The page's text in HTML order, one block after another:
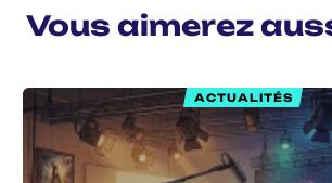
Vous aimerez
ACTUALITÉS